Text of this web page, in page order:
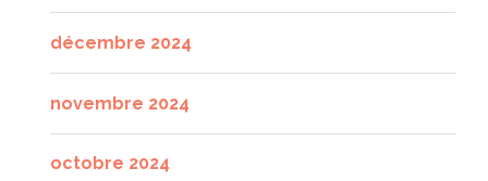
décembre 2024
novembre 2024
octobre 2024